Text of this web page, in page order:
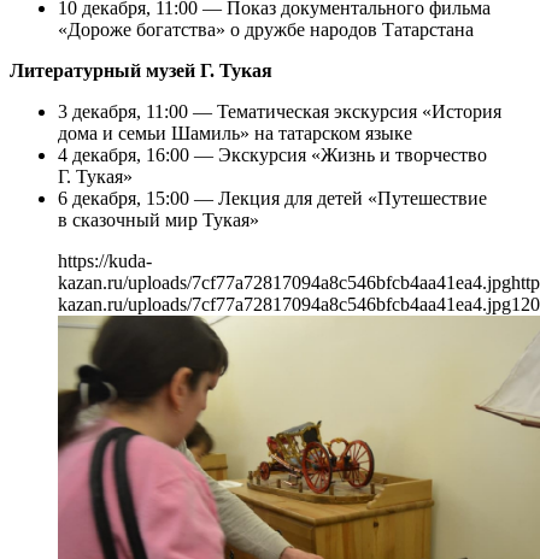
10 декабря, 11:00 — Показ документального фильма
«Дороже богатства» о дружбе народов Татарстана
Литературный музей Г. Тукая
3 декабря, 11:00 — Тематическая экскурсия «История
дома и семьи Шамиль» на татарском языке
4 декабря, 16:00 — Экскурсия «Жизнь и творчество
Г. Тукая»
6 декабря, 15:00 — Лекция для детей «Путешествие
в сказочный мир Тукая»
https://kuda-
kazan.ru/uploads/7cf77a72817094a8c546bfcb4aa41ea4.jpg
kazan.ru/uploads/7cf77a72817094a8c546bfcb4aa41ea4.jpg